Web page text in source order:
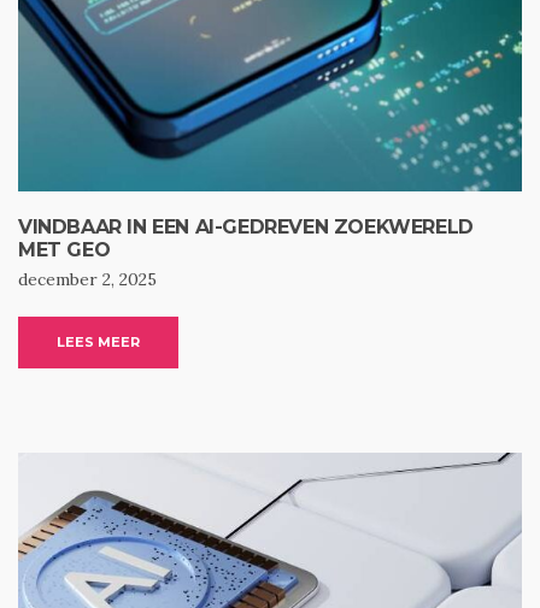
VINDBAAR IN EEN AI-GEDREVEN ZOEKWERELD
MET GEO
december 2, 2025
LEES MEER